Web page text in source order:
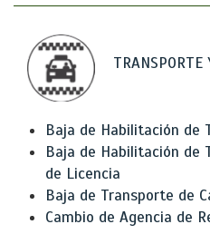
Baja de Habilitación de
Baja de Habilitación de
de Licencia
Baja de Transporte de
Cambio de Agencia de